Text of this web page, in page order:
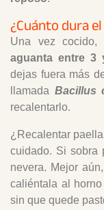
¿Cuánto dura
Una vez
aguanta entre 3
dejas fuera más
llamada Bacillus
recalentarlo.
¿Recalentar
cuidado. Si sobra
nevera. Mejor
caliéntala al
sin que quede